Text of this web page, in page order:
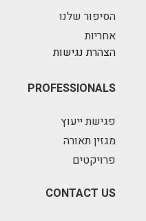
הסיפור שלנו
אחריות
הצהרת נגישות
PROFESSIONALS
פגישת ייעוץ
מגזין תאורה
פרויקטים
CONTACT US